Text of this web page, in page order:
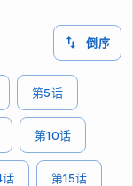
倒序
第5话
第10话
话 第15话